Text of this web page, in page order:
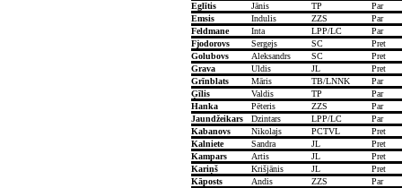
Eglītis
Jānis TP
Par
Emsis
Indulis ZZS
Par
Feldmane
Inta LPP/LC
Par
Fjodorovs
Sergejs SC
Pret
Golubovs
Aleksandrs SC
Pret
Grava
Uldis JL
Pret
Grīnblats
Māris TB/LNNK
Par
Ģīlis
Valdis TP
Par
Hanka
Pēteris ZZS
Par
Jaundžeikars
Dzintars LPP/LC
Par
Kabanovs
Nikolajs PCTVL
Pret
Kalniete
Sandra JL
Pret
Kampars
Artis JL
Pret
Kariņš
Krišjānis JL
Pret
Kāposts
Andis ZZS
Par